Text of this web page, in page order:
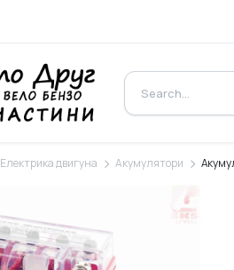
Електрика двигуна Акумулятори